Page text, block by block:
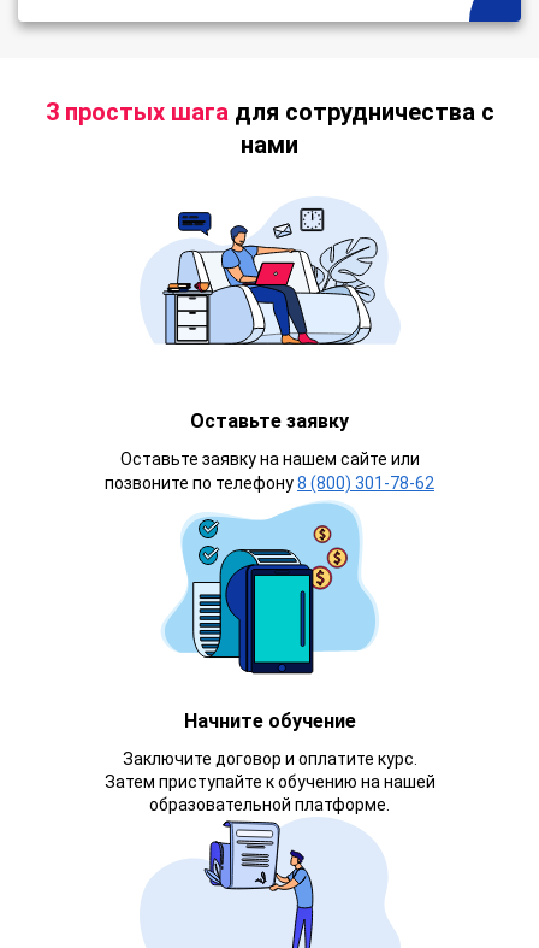
3 простых шагадля сотрудничества с
нами
Оставьте заявку
Оставьте заявку на нашем сайте или
позвоните по телефону8 (800) 301-78-62
Начните обучение
Заключите договор и оплатите курс.
Затем приступайте к обучению на нашей
образовательной платформе.